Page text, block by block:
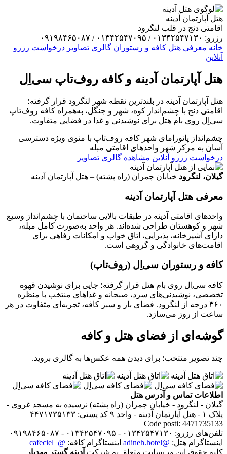
هتل آپارتمان آدینه
اقامتی دنج در قلب لنگرود
رزرو: ۰۱۳۴۲۵۴۷۱۳۰ / ۰۱۳۴۲۵۴۷۰۹۵ / ۰۹۱۹۸۴۶۵۰۸۷
خانه معرفی هتل کافه و رستوران گالری تصاویر درخواست رزرو
آنلاین
هتل آپارتمان آدینه و کافه روف‌تاپ سی‌اِل
هتل آپارتمان آدینه در بلندترین نقطه شهر لنگرود قرار گرفته؛
اقامتی دنج با چشم‌انداز کوه، شهر و جنگل، به‌همراه کافه روف‌تاپ
سی‌اِل روی بام هتل برای نوشیدنی و غذا در فضایی متفاوت.
چشم‌انداز پانورامای شهر کافه روف‌تاپ با منوی ویژه دسترسی
آسان به مرکز شهر واحدهای اقامتی مبله
درخواست رزرو آنلاین مشاهده گالری تصاویر
گیلان، لنگرود خیابان چمران (راه پشته) – هتل آپارتمان آدینه
معرفی هتل آپارتمان آدینه
واحدهای اقامتی آدینه در طبقات بالایی ساختمان با چشم‌انداز وسیع
شهر و کوهستان طراحی شده‌اند. هر واحد به‌صورت کامل مبله،
دارای آشپزخانه، پذیرایی، اتاق خواب و امکانات رفاهی برای
اقامت‌های خانوادگی و گروهی است.
کافه و رستوران سی‌اِل (روف‌تاپ)
کافه سی‌اِل روی بام هتل قرار گرفته؛ جایی برای نوشیدن قهوه
تخصصی، نوشیدنی‌های سرد، صبحانه و غذاهای منتخب با منظره
۳۶۰ درجه از لنگرود. فضای باز و سبز کافه، تجربه‌ای متفاوت در هر
ساعت از روز می‌سازد.
گوشه‌ای از فضای هتل و کافه
چند تصویر منتخب؛ برای دیدن همه عکس‌ها به گالری بروید.
اطلاعات تماس و آدرس هتل
گیلان - لنگرود - خیابان چمران (راه پشته) نرسیده به مسجد غروی -
پلاک ۱ - هتل آپارتمان آدینه - واحد ۹
کد پستی: ۴۴۷۱۷۳۵۱۳۳ |
Code posti: 4471735133
تلفن‌های رزرو: ۰۱۳۴۲۵۴۷۱۳۰ - ۰۱۳۴۲۵۴۷۰۹۵ - ۰۹۱۹۸۴۶۵۰۸۷
اینستاگرام هتل: @adineh.hotel اینستاگرام کافه: @_cafeciel_
کلیه حقوق این وب‌سایت متعلق به شرکت آدینه گستر مهدیار